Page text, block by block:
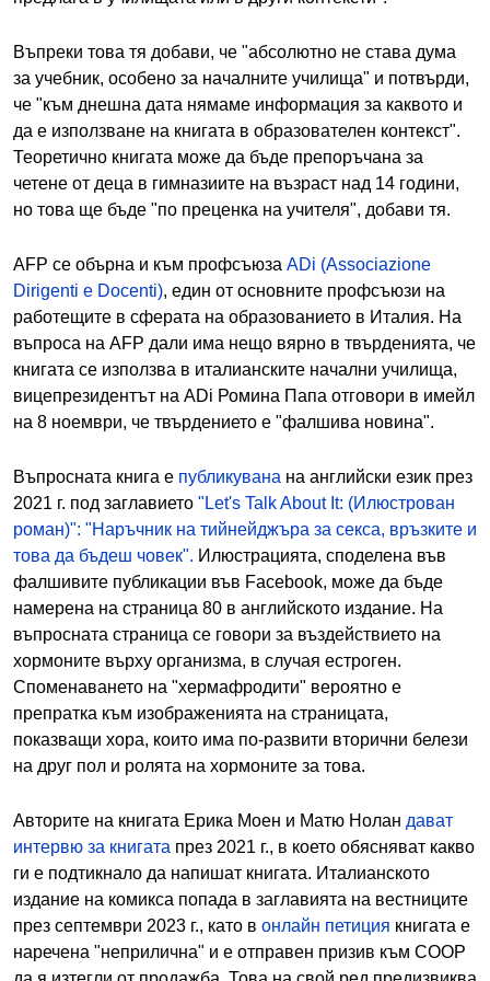
Въпреки това тя добави, че "абсолютно не става дума
за учебник, особено за началните училища" и потвърди,
че "към днешна дата нямаме информация за каквото и
да е използване на книгата в образователен контекст".
Теоретично книгата може да бъде препоръчана за
четене от деца в гимназиите на възраст над 14 години,
но това ще бъде "по преценка на учителя", добави тя.
AFP се обърна и към профсъюза ADi (Associazione
Dirigenti e Docenti), един от основните профсъюзи на
работещите в сферата на образованието в Италия. На
въпроса на AFP дали има нещо вярно в твърденията, че
книгата се използва в италианските начални училища,
вицепрезидентът на ADi Ромина Папа отговори в имейл
на 8 ноември, че твърдението е "фалшива новина".
Въпросната книга е публикувана на английски език през
2021 г. под заглавието "Let's Talk About It: (Илюстрован
роман)": "Наръчник на тийнейджъра за секса, връзките и
това да бъдеш човек". Илюстрацията, споделена във
фалшивите публикации във Facebook, може да бъде
намерена на страница 80 в английското издание. На
въпросната страница се говори за въздействието на
хормоните върху организма, в случая естроген.
Споменаването на "хермафродити" вероятно е
препратка към изображенията на страницата,
показващи хора, които има по-развити вторични белези
на друг пол и ролята на хормоните за това.
Авторите на книгата Ерика Моен и Матю Нолан дават
интервю за книгата през 2021 г., в което обясняват какво
ги е подтикнало да напишат книгата. Италианското
издание на комикса попада в заглавията на вестниците
през септември 2023 г., като в онлайн петиция книгата е
наречена "неприлична" и е отправен призив към COOP